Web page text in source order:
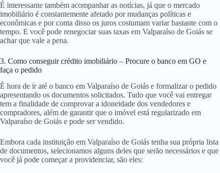
É interessante também acompanhar as notícias, já que o mercado
imobiliário é constantemente afetado por mudanças políticas e
econômicas e por conta disso os juros costumam variar bastante com o
tempo. E você pode renegociar suas taxas em Valparaíso de Goiás se
achar que vale a pena.
3. Como conseguir crédito imobiliário – Procure o banco em GO e
faça o pedido
É hora de ir até o banco em Valparaíso de Goiás e formalizar o pedido
apresentando os documentos solicitados. Tudo que você vai entregar
tem a finalidade de comprovar a idoneidade dos vendedores e
compradores, além de garantir que o imóvel está regularizado em
Valparaíso de Goiás e pode ser vendido.
Embora cada instituição em Valparaíso de Goiás tenha sua própria lista
de documentos, selecionamos alguns deles que serão necessários e que
você já pode começar a providenciar, são eles: